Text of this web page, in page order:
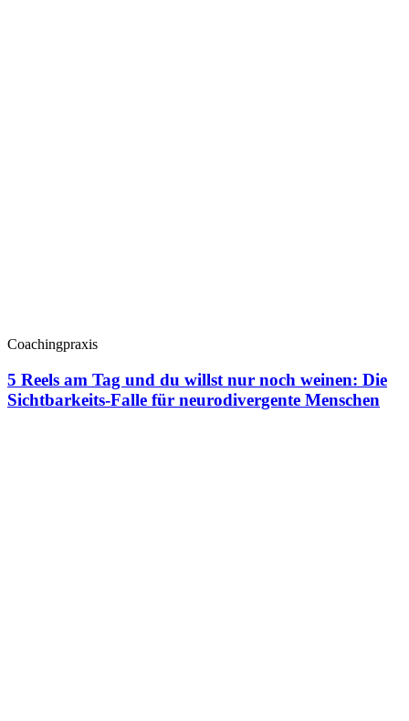
Coachingpraxis
5 Reels am Tag und du willst nur noch weinen: Die
Sichtbarkeits-Falle für neurodivergente Menschen